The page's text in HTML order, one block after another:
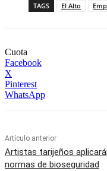
TAGS El Alto
Cuota
Facebook
X
Pinterest
WhatsApp
Artículo anterior
Artistas tarijeños
normas de bioseguridad